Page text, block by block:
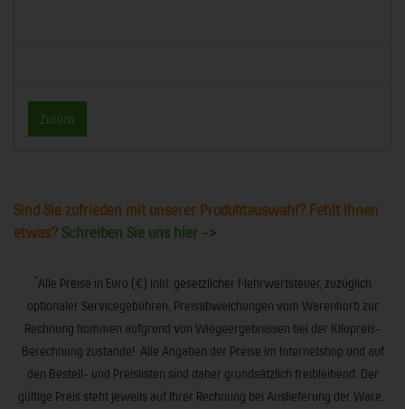
Zurück
Sind Sie zufrieden mit unserer Produktauswahl? Fehlt Ihnen
etwas? Schreiben Sie uns hier ->
*Alle Preise in Euro (€) inkl. gesetzlicher Mehrwertsteuer, zuzüglich
optionaler Servicegebühren. Preisabweichungen vom Warenkorb zur
Rechnung kommen aufgrund von Wiegeergebnissen bei der Kilopreis-
Berechnung zustande! Alle Angaben der Preise im Internetshop und auf
den Bestell- und Preislisten sind daher grundsätzlich freibleibend. Der
gültige Preis steht jeweils auf Ihrer Rechnung bei Auslieferung der Ware.